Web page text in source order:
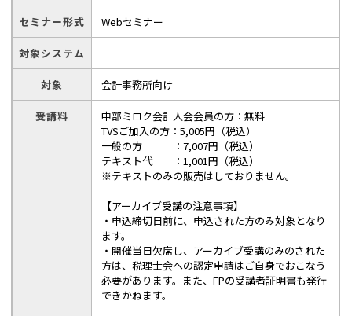
セミナー形式 Webセミナー
対象システム
対象 会計事務所向け
受講料
中部ミロク会計人会会員の方：無料
TVSご加入の方：5,005円（税込）
一般の方 ：7,007円（税込）
テキスト代 ：1,001円（税込）
※テキストのみの販売はしておりません。
【アーカイブ受講の注意事項】
・申込締切日前に、申込された方のみ対象となり
ます。
・開催当日欠席し、アーカイブ受講のみのされた
方は、税理士会への認定申請はご自身でおこなう
必要があります。また、FPの受講者証明書も発行
できかねます。